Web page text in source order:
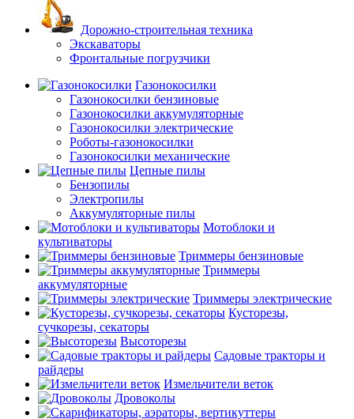
Дорожно-строительная техника
Экскаваторы
Фронтальные погрузчики
Газонокосилки
Газонокосилки бензиновые
Газонокосилки аккумуляторные
Газонокосилки электрические
Роботы-газонокосилки
Газонокосилки механические
Цепные пилы
Бензопилы
Электропилы
Аккумуляторные пилы
Мотоблоки и
культиваторы
Триммеры бензиновые
Триммеры
аккумуляторные
Триммеры электрические
Кусторезы,
сучкорезы, секаторы
Высоторезы
Садовые тракторы и
райдеры
Измельчители веток
Дровоколы